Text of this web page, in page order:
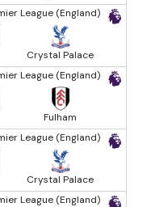
League (England)
Crystal Palace
League (England)
Fulham
League (England)
Crystal Palace
League (England)